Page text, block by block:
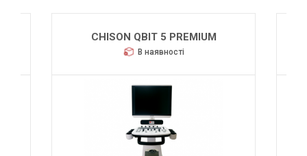
SIEMENS ACUSON S2000 HELX
EVOLUTION